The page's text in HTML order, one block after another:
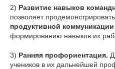
2) Развитие навыков
позволяет продемонстрировать
продуктивной коммуникации
формированию навыков их
3) Ранняя профориентация.
учеников в их дальнейшей